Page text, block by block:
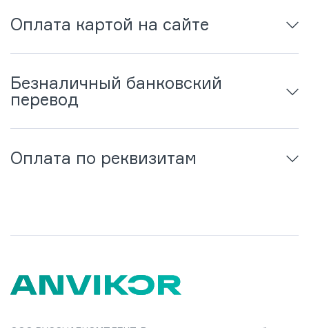
Оплата картой на сайте
Безналичный банковский
перевод
Оплата по реквизитам